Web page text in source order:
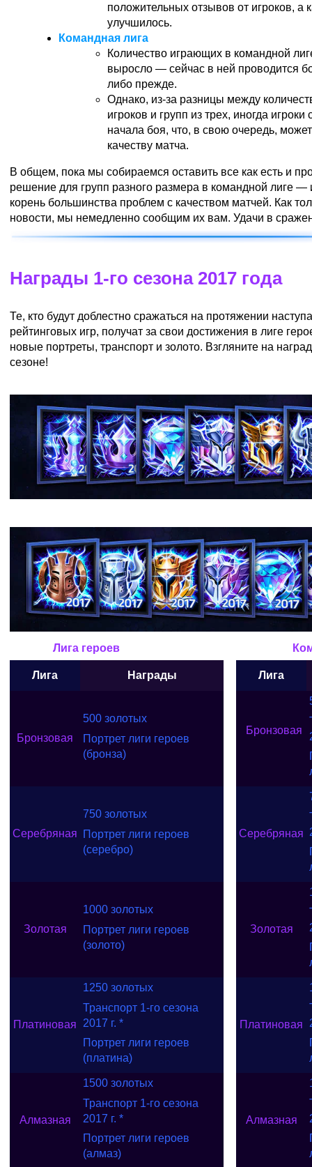
положительных отзывов от игроков, а
улучшилось.
Командная лига
Количество играющих в командной
выросло — сейчас в ней проводится
либо прежде.
Однако, из-за разницы между
игроков и групп из трех, иногда
начала боя, что, в свою очередь,
качеству матча.
В общем, пока мы собираемся оставить все как есть и
решение для групп разного размера в командной лиге —
корень большинства проблем с качеством матчей. Как
новости, мы немедленно сообщим их вам. Удачи в
Награды 1-го сезона 2017 года
Те, кто будут доблестно сражаться на протяжении
рейтинговых игр, получат за свои достижения в лиге
новые портреты, транспорт и золото. Взгляните на
сезоне!
Лига героев
Лига Награды Лига
Бронзовая
500 золотых
Портрет лиги героев
(бронза)
Бронзовая
Серебряная
750 золотых
Портрет лиги героев
(серебро)
Серебряная
Золотая
1000 золотых
Портрет лиги героев
(золото)
Золотая
Платиновая
1250 золотых
Транспорт 1-го сезона
2017 г. *
Портрет лиги героев
(платина)
Платиновая
Алмазная
1500 золотых
Транспорт 1-го сезона
2017 г. *
Портрет лиги героев
(алмаз)
Алмазная